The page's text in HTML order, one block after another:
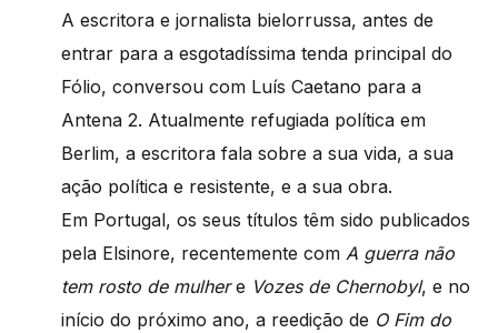
A escritora e jornalista bielorrussa, antes de
entrar para a esgotadíssima tenda principal do
Fólio, conversou com Luís Caetano para a
Antena 2. Atualmente refugiada política em
Berlim, a escritora fala sobre a sua vida, a sua
ação política e resistente, e a sua obra.
Em Portugal, os seus títulos têm sido publicados
pela Elsinore, recentemente com A guerra não
tem rosto de mulhere Vozes de Chernobyl, e no
início do próximo ano, a reedição de O Fim do